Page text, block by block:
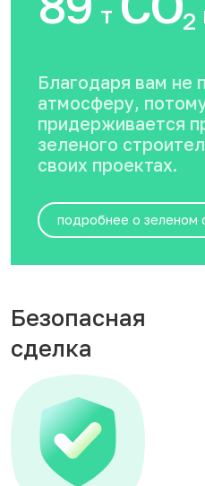
т 2
Благодаря вам не
атмосферу,
придерживается
зеленого
своих проектах.
подробнее о зеленом
Безопасная
сделка